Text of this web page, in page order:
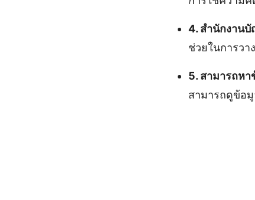
4. สำนักงานบั
ช่วยในการว
5. สามารถหา
สามารถดูข้อ